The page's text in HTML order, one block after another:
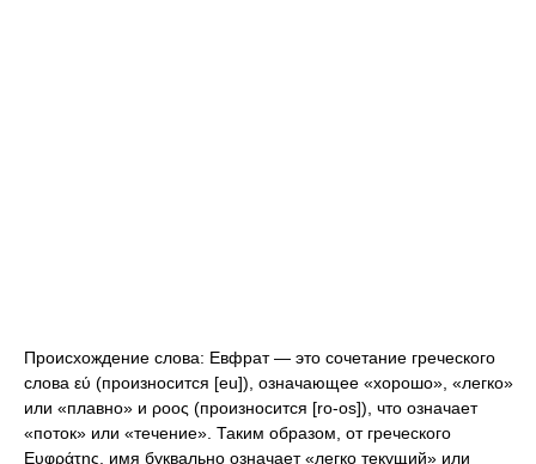
Происхождение слова: Евфрат — это сочетание греческого
слова εύ (произносится [eu]), означающее «хорошо», «легко»
или «плавно» и ροoς (произносится [ro-os]), что означает
«поток» или «течение». Таким образом, от греческого
Ευφράτης, имя буквально означает «легко текущий» или